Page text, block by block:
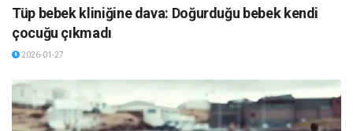
Tüp bebek kliniğine dava: Doğurduğu bebek kendi
çocuğu çıkmadı
2026-01-27